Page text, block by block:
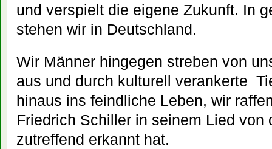
und verspielt die eigene Zukunft. In
stehen wir in Deutschland.
Wir Männer hingegen streben von
aus und durch kulturell verankerte
hinaus ins feindliche Leben, wir
Friedrich Schiller in seinem Lied von
zutreffend erkannt hat.